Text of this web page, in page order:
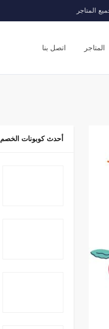
المتاجر اتصل بنا
أحدث كوبونات الخصم